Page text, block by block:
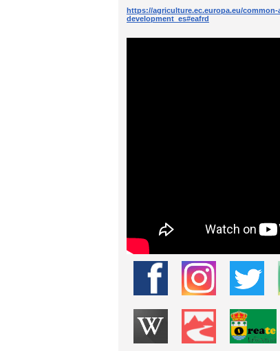
https://agriculture.ec.europa.eu/
development_es#eafrd